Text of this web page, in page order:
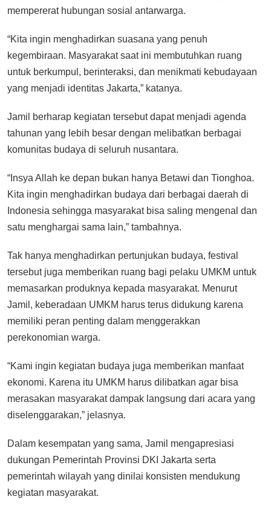
mempererat hubungan sosial antarwarga.
“Kita ingin menghadirkan suasana yang penuh
kegembiraan. Masyarakat saat ini membutuhkan ruang
untuk berkumpul, berinteraksi, dan menikmati kebudayaan
yang menjadi identitas Jakarta,” katanya.
Jamil berharap kegiatan tersebut dapat menjadi agenda
tahunan yang lebih besar dengan melibatkan berbagai
komunitas budaya di seluruh nusantara.
“Insya Allah ke depan bukan hanya Betawi dan Tionghoa.
Kita ingin menghadirkan budaya dari berbagai daerah di
Indonesia sehingga masyarakat bisa saling mengenal dan
satu menghargai sama lain,” tambahnya.
Tak hanya menghadirkan pertunjukan budaya, festival
tersebut juga memberikan ruang bagi pelaku UMKM untuk
memasarkan produknya kepada masyarakat. Menurut
Jamil, keberadaan UMKM harus terus didukung karena
memiliki peran penting dalam menggerakkan
perekonomian warga.
“Kami ingin kegiatan budaya juga memberikan manfaat
ekonomi. Karena itu UMKM harus dilibatkan agar bisa
merasakan masyarakat dampak langsung dari acara yang
diselenggarakan,” jelasnya.
Dalam kesempatan yang sama, Jamil mengapresiasi
dukungan Pemerintah Provinsi DKI Jakarta serta
pemerintah wilayah yang dinilai konsisten mendukung
kegiatan masyarakat.